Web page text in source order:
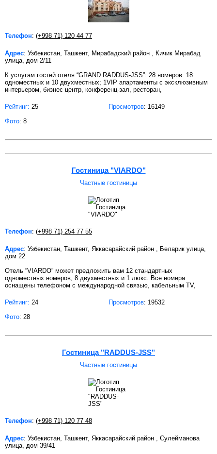
Телефон: (+998 71) 120 44 77
Адрес: Узбекистан, Ташкент, Мирабадский район , Кичик Мирабад
улица, дом 2/11
К услугам гостей отеля “GRAND RADDUS-JSS”: 28 номеров: 18
одноместных и 10 двухместных; 1VIP апартаменты с эксклюзивным
интерьером, бизнес центр, конференц-зал, ресторан,
Рейтинг: 25 Просмотров: 16149
Фото: 8
Гостиница "VIARDO"
Частные гостиницы
Телефон: (+998 71) 254 77 55
Адрес: Узбекистан, Ташкент, Яккасарайский район , Беларик улица,
дом 22
Отель “VIARDO” может предложить вам 12 стандартных
одноместных номеров, 8 двухместных и 1 люкс. Все номера
оснащены телефоном с международной связью, кабельным TV,
Рейтинг: 24 Просмотров: 19532
Фото: 28
Гостиница "RADDUS-JSS"
Частные гостиницы
Телефон: (+998 71) 120 77 48
Адрес: Узбекистан, Ташкент, Яккасарайский район , Сулейманова
улица, дом 39/41